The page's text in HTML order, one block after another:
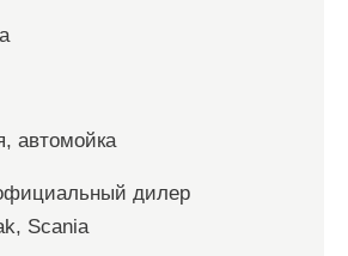
автомойка
дилер
Scania